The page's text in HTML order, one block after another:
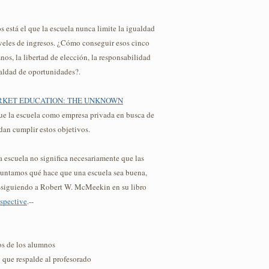
está el que la escuela nunca limite la igualdad
de ingresos. ¿Cómo conseguir esos cinco
la libertad de elección, la responsabilidad
de oportunidades?.
EDUCATION: THE UNKNOWN
la escuela como empresa privada en busca de
cumplir estos objetivos.
no significa necesariamente que las
qué hace que una escuela sea buena,
a Robert W. McMeekin en su libro
.--
de los alumnos
respalde al profesorado